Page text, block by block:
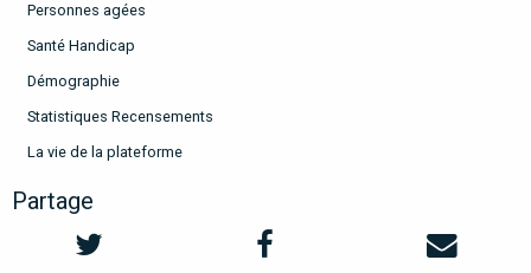
Personnes agées
Santé Handicap
Démographie
Statistiques Recensements
La vie de la plateforme
Partage